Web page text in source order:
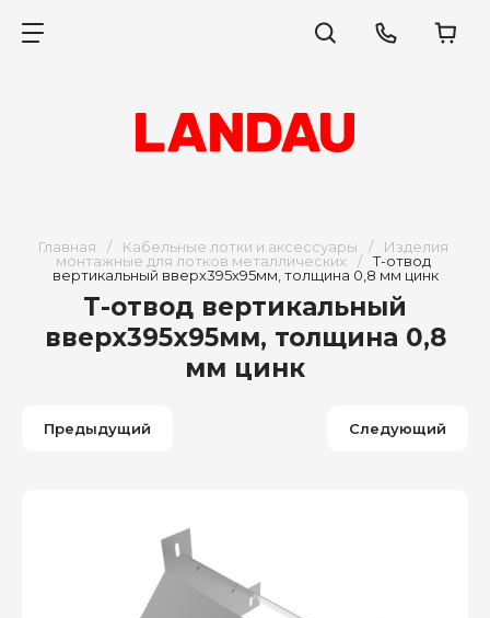
Главная / Кабельные лотки и аксессуары /
Изделия
монтажные для лотков металлических
/
Т-отвод
вертикальный вверх395х95мм, толщина 0,8 мм цинк
Т-отвод вертикальный
вверх395х95мм, толщина 0,8
мм цинк
Предыдущий Следующий